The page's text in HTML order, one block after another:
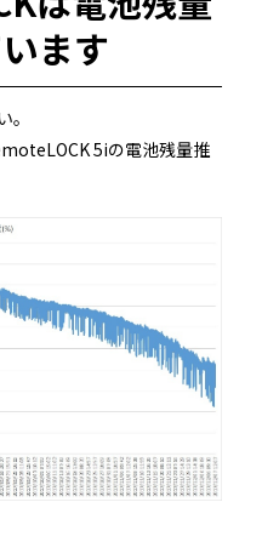
ます
5iの電池残量推